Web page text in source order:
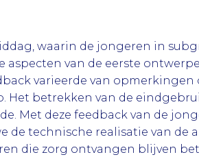
waarin de jongeren in
van de eerste
varieerde van opmerkingen
Het betrekken van de
Met deze feedback van de
de technische realisatie van de
die zorg ontvangen blijven